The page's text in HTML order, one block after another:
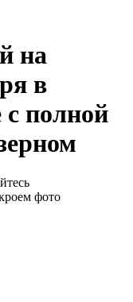
на
в
с полной
фото